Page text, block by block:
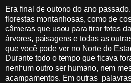
Era final de outono do ano
florestas montanhosas, como de
câmeras que usou para tirar fotos
árvores, paisagens e todas as
que você pode ver no Norte do
Durante todo o tempo que ficava
nenhum outro ser humano, nem
acampamentos. Em outras